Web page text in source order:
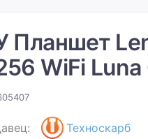
Планшет
WiFi Luna
Техноскарб